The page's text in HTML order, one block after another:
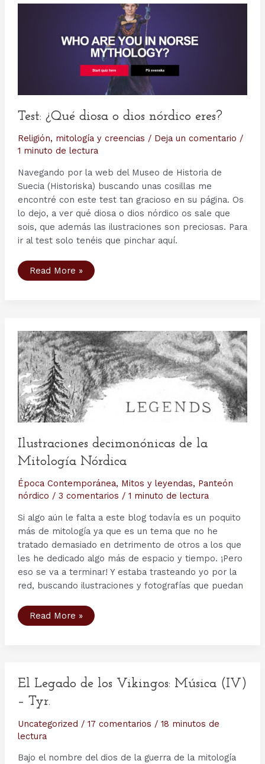
Test: ¿Qué diosa o dios nórdico eres?
Religión, mitología y creencias / Deja un comentario /
1 minuto de lectura
Navegando por la web del Museo de Historia de
Suecia (Historiska) buscando unas cosillas me
encontré con este test tan gracioso en su página. Os
lo dejo, a ver qué diosa o dios nórdico os sale que
sois, que además las ilustraciones son preciosas. Para
ir al test solo tenéis que pinchar aquí.
Test:
¿Qué
Read More »
Ilustraciones decimonónicas de la
Mitología Nórdica
Época Contemporánea, Mitos y leyendas, Panteón
nórdico / 3 comentarios / 1 minuto de lectura
Si algo aún le falta a este blog todavía es un poquito
más de mitología ya que es un tema que no he
tratado demasiado en detrimento de otros a los que
les he dedicado algo más de espacio y tiempo. ¡Pero
eso se va a terminar! Y estaba trasteando yo por la
red, buscando ilustraciones y fotografías que puedan
Ilustraciones
decimonónicas
Read More »
El Legado de los Vikingos: Música (IV)
– Tyr.
Uncategorized / 17 comentarios / 18 minutos de
lectura
Bajo el nombre del dios de la guerra de la mitología